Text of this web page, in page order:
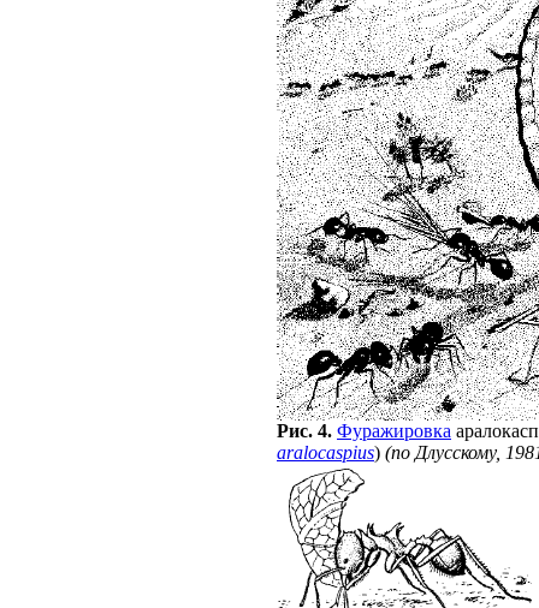
Рис. 4. Фуражировка
aralocaspius) (по Длусскому,